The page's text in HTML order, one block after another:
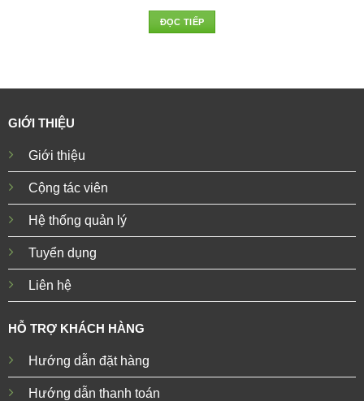
ĐỌC TIẾP
GIỚI THIỆU
Giới thiệu
Cộng tác viên
Hệ thống quản lý
Tuyển dụng
Liên hệ
HỖ TRỢ KHÁCH HÀNG
Hướng dẫn đặt hàng
Hướng dẫn thanh toán